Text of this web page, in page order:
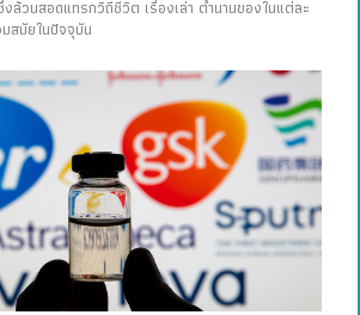
ล้วนสอดแทรกวิถีชีวิต เรื่องเล่า ตำนานของในแต่ละ
สมัยในปัจจุบัน